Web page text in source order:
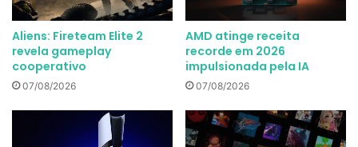
Aliens: Fireteam Elite 2
revela gameplay
cooperativo
07/08/2026
AMD atinge receita
recorde em 2026
impulsionada pela IA
07/08/2026